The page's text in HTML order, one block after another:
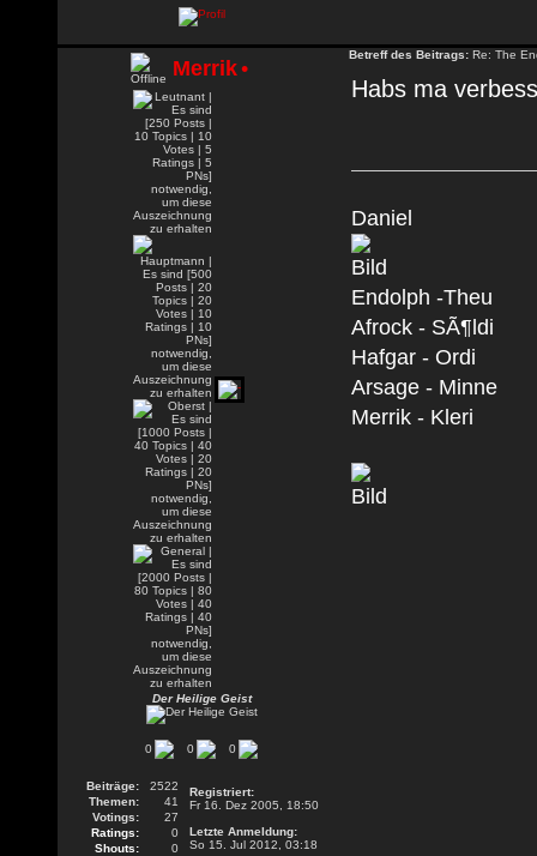
Merrik•
Der Heilige Geist
0 0 0
Beiträge:
2522
Themen:
41
Votings:
27
Ratings:
0
Shouts:
0
Registriert:
Fr 16. Dez 2005, 18:50
Letzte Anmeldung:
So 15. Jul 2012, 03:18
Betreff des Beitrags: Re: The
Habs ma
Daniel
Endolph -Theu
Afrock - SÃ¶ldi
Hafgar - Ordi
Arsage - Minne
Merrik - Kleri